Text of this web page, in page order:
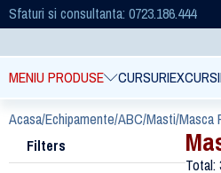
Sfaturi si consultanta: 0723.186.444
MENIU PRODUSE CURSURIEXCURSII
Acasa/Echipamente/ABC/Masti/Masca
Filters
Total: